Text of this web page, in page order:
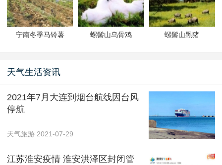
宁南冬季马铃薯 螺髻山乌骨鸡 螺髻山黑猪
天气生活资讯
2021年7月大连到烟台航线因台风
停航
天气旅游 2021-07-29
江苏淮安疫情 淮安洪泽区封闭管